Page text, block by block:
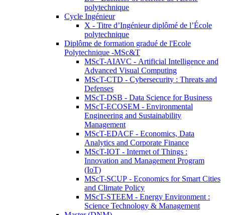
polytechnique
Cycle Ingénieur
X - Titre d’Ingénieur diplômé de l’École
polytechnique
Diplôme de formation gradué de l'Ecole
Polytechnique -MSc&T
MScT-AIAVC - Artificial Intelligence and
Advanced Visual Computing
MScT-CTD - Cybersecurity : Threats and
Defenses
MScT-DSB - Data Science for Business
MScT-ECOSEM - Environmental
Engineering and Sustainability
Management
MScT-EDACF - Economics, Data
Analytics and Corporate Finance
MScT-IOT - Internet of Things :
Innovation and Management Program
(IoT)
MScT-SCUP - Economics for Smart Cities
and Climate Policy
MScT-STEEM - Energy Environment :
Science Technology & Management